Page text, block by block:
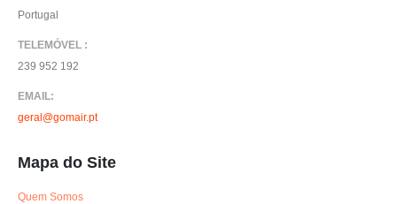
Portugal
TELEMÓVEL :
239 952 192
EMAIL:
geral@gomair.pt
Mapa do Site
Quem Somos